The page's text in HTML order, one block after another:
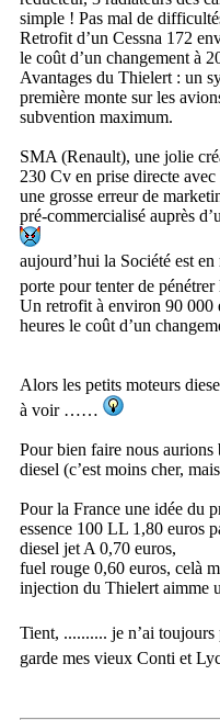
simple ! Pas mal de
Retrofit d’un Cessna 172
le coût d’un changement à
Avantages du Thielert : un
première monte sur les
subvention maximum.
SMA (Renault), une jolie
230 Cv en prise directe
une grosse erreur de
pré-commercialisé auprès
aujourd’hui la Société est
porte pour tenter de
Un retrofit à environ 90 000
heures le coût d’un
Alors les petits moteurs
à voir ……
Pour bien faire nous
diesel (c’est moins cher,
Pour la France une idée du
essence 100 LL 1,80 euros
diesel jet A 0,70 euros,
fuel rouge 0,60 euros, celà
injection du Thielert aimme
Tient, .......... je n’ai toujours
garde mes vieux Conti et